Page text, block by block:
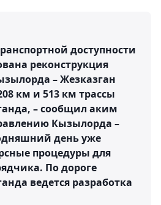
доступности
реконструкция
– Жезказган
км и 513 км трассы
– сообщил аким
Кызылорда –
день уже
процедуры для
По дороге
ведется разработка